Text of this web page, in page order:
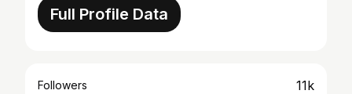
Full Profile Data
Followers 11k